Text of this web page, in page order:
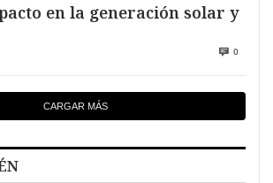
en la generación solar y
0
CARGAR MÁS